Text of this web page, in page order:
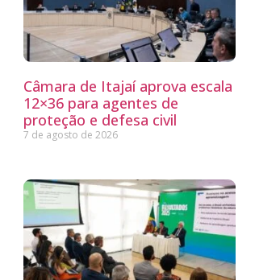
Câmara de Itajaí aprova escala
12×36 para agentes de
proteção e defesa civil
7 de agosto de 2026